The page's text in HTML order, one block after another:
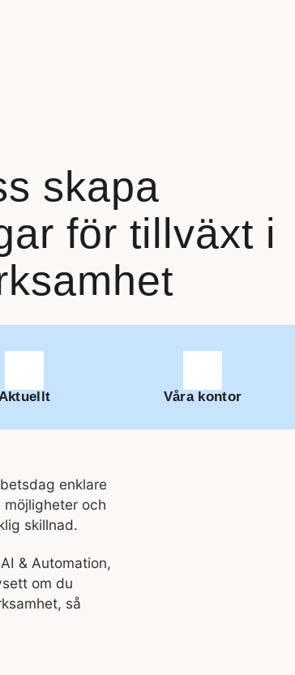
skapa
för tillväxt i
Aktuellt Våra kontor
enklare
och
skillnad.
& Automation,
om du
så